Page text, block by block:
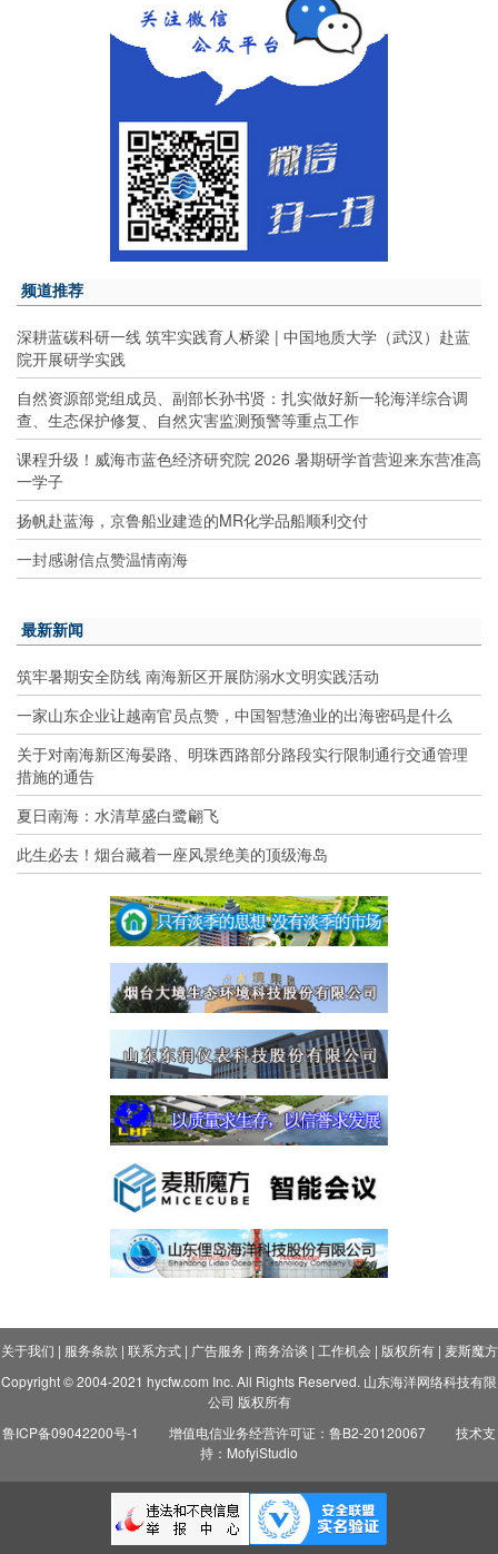
频道推荐
深耕蓝碳科研一线 筑牢实践育人桥梁 | 中国地质大学（武汉）赴蓝
院开展研学实践
自然资源部党组成员、副部长孙书贤：扎实做好新一轮海洋综合调
查、生态保护修复、自然灾害监测预警等重点工作
课程升级！威海市蓝色经济研究院 2026 暑期研学首营迎来东营准高
一学子
扬帆赴蓝海，京鲁船业建造的MR化学品船顺利交付
一封感谢信点赞温情南海
最新新闻
筑牢暑期安全防线 南海新区开展防溺水文明实践活动
一家山东企业让越南官员点赞，中国智慧渔业的出海密码是什么
关于对南海新区海晏路、明珠西路部分路段实行限制通行交通管理
措施的通告
夏日南海：水清草盛白鹭翩飞
此生必去！烟台藏着一座风景绝美的顶级海岛
关于我们 | 服务条款 | 联系方式| 广告服务 | 商务洽谈 | 工作机会| 版权所有| 麦斯魔方
Copyright © 2004-2021 hycfw.com Inc. All Rights Reserved. 山东海洋网络科技有限
公司 版权所有
鲁ICP备09042200号-1
增值电信业务经营许可证：鲁B2-20120067
技术支
持：MofyiStudio